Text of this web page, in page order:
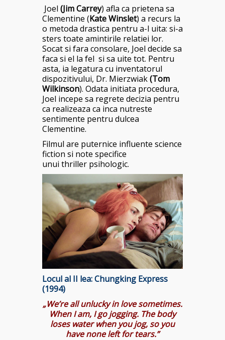
Joel (Jim Carrey) afla ca prietena sa
Clementine (Kate Winslet) a recurs la
o metoda drastica pentru a-l uita: si-a
sters toate amintirile relatiei lor.
Socat si fara consolare, Joel decide sa
faca si el la fel si sa uite tot. Pentru
asta, ia legatura cu inventatorul
dispozitivului, Dr. Mierzwiak(Tom
Wilkinson). Odata initiata procedura,
Joel incepe sa regrete decizia pentru
ca realizeaza ca inca nutreste
sentimente pentru dulcea
Clementine.
Filmul are puternice influente science
fiction si note specifice
unui thriller psihologic.
Locul al II lea:Chungking Express
(1994)
„We’re all unlucky in love sometimes.
When I am, I go jogging. The body
loses water when you jog, so you
have none left for tears.”